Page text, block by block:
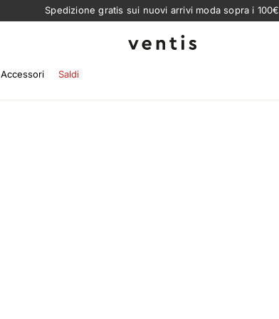
Spedizione gratis sui nuovi arrivi moda sopra i 100€
Ventis
Accessori Saldi